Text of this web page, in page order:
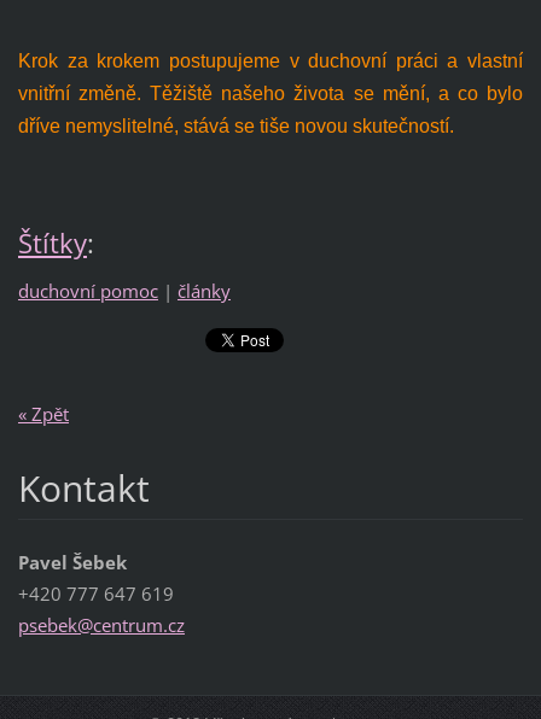
Krok za krokem postupujeme v duchovní práci a vlastní
vnitřní změně. Těžiště našeho života se mění, a co bylo
dříve nemyslitelné, stává se tiše novou skutečností.
Štítky:
duchovní pomoc | články
« Zpět
Kontakt
Pavel Šebek
+420 777 647 619
psebek@centrum.cz